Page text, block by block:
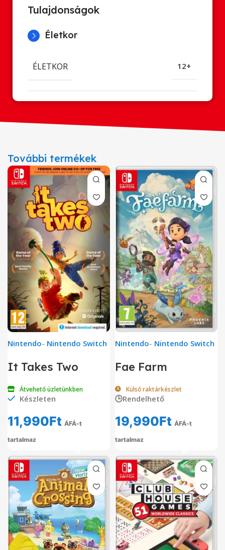
Tulajdonságok
Életkor
ÉLETKOR 12+
További termékek
Nintendo- Nintendo Switch
It Takes Two
Átvehető üzletünkben
Készleten
11,990Ft ÁFÁ-t
tartalmaz
Nintendo- Nintendo Switch
Fae Farm
Külső raktárkészlet
🕒Rendelhető
19,990Ft ÁFÁ-t
tartalmaz